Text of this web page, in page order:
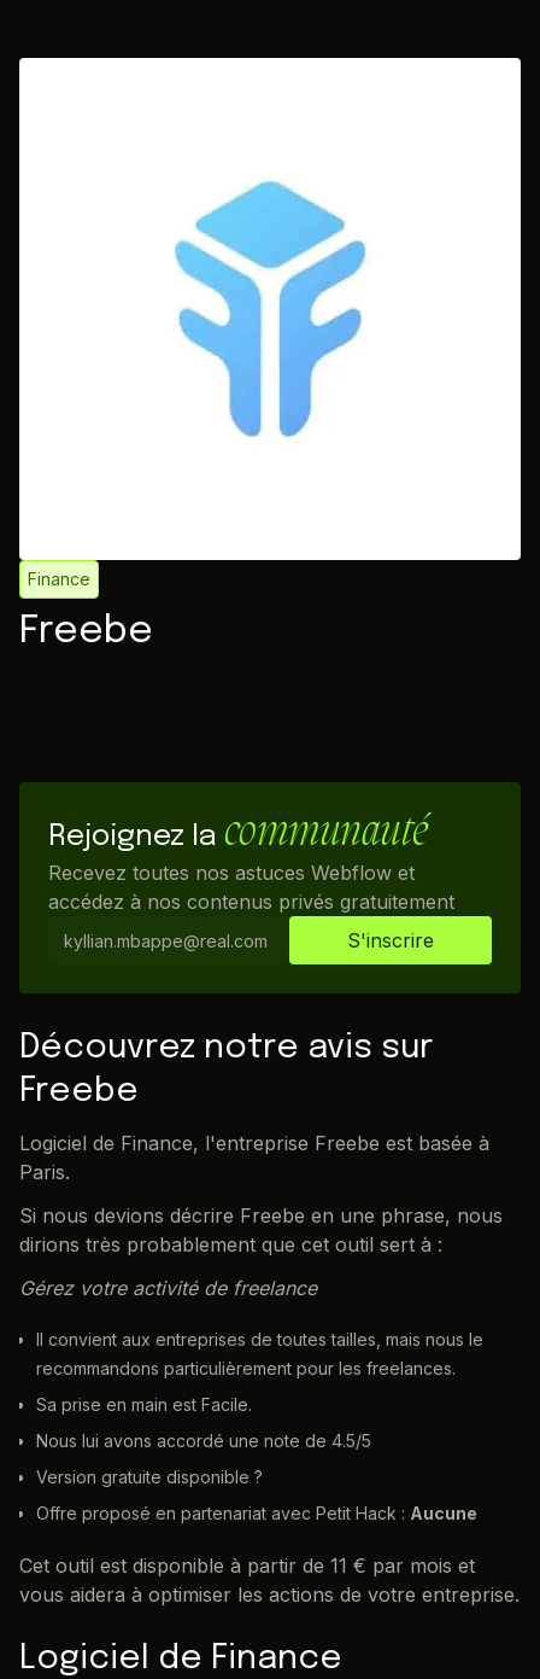
Finance
Freebe
Découvrez notre avis sur
Freebe
Logiciel de Finance, l'entreprise Freebe est basée à
Paris.
Si nous devions décrire Freebe en une phrase, nous
dirions très probablement que cet outil sert à :
Gérez votre activité de freelance
Il convient aux entreprises de toutes tailles, mais nous le
recommandons particulièrement pour les freelances.
Sa prise en main est Facile.
Nous lui avons accordé une note de 4.5/5
Version gratuite disponible ?
Offre proposé en partenariat avec Petit Hack : Aucune
Cet outil est disponible à partir de 11 € par mois et
vous aidera à optimiser les actions de votre entreprise.
Logiciel de Finance
Rejoignez la communauté
Recevez toutes nos astuces Webflow et
accédez à nos contenus privés gratuitement